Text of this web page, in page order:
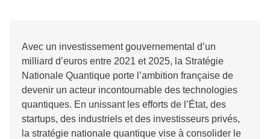
Avec un investissement gouvernemental d’un
milliard d’euros entre 2021 et 2025, la Stratégie
Nationale Quantique porte l’ambition française de
devenir un acteur incontournable des technologies
quantiques. En unissant les efforts de l’État, des
startups, des industriels et des investisseurs privés,
la stratégie nationale quantique vise à consolider le